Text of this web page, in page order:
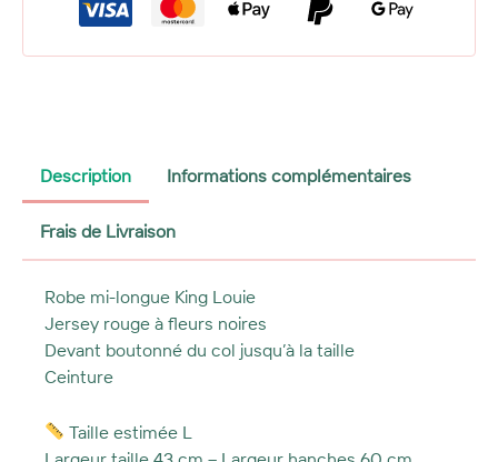
fleurs
Description Informations complémentaires
Frais de Livraison
Robe mi-longue King Louie
Jersey rouge à fleurs noires
Devant boutonné du col jusqu’à la taille
Ceinture
Taille estimée L